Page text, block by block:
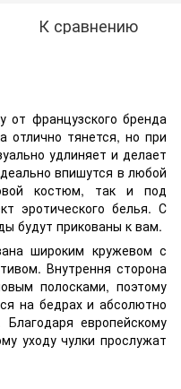
К сравнению
от французского бренда
отлично тянется, но при
удлиняет и делает
впишутся в любой
костюм, так и под
эротического белья. С
будут прикованы к вам.
широким кружевом с
Внутрення сторона
полосками, поэтому
на бедрах и абсолютно
европейскому
уходу чулки прослужат